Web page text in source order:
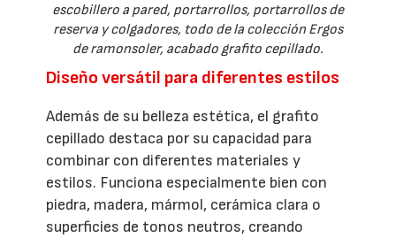
escobillero a pared, portarrollos, portarrollos de
reserva y colgadores, todo de la colección Ergos
de ramonsoler, acabado grafito cepillado.
Diseño versátil para diferentes estilos
Además de su belleza estética, el grafito
cepillado destaca por su capacidad para
combinar con diferentes materiales y
estilos. Funciona especialmente bien con
piedra, madera, mármol, cerámica clara o
superficies de tonos neutros, creando